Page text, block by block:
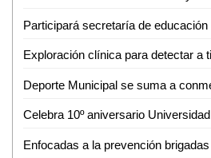
Exploración clínica para detectar a